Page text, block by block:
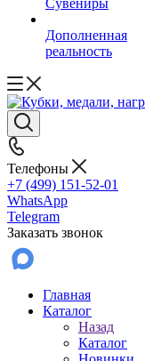
Сувениры
Дополненная
реальность
Телефоны
+7 (499) 151-52-01
WhatsApp
Telegram
Заказать звонок
Главная
Каталог
Назад
Каталог